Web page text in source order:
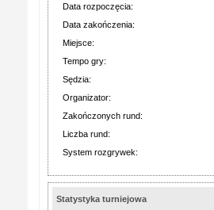
Data rozpoczęcia:
Data zakończenia:
Miejsce:
Tempo gry:
Sędzia:
Organizator:
Zakończonych rund:
Liczba rund:
System rozgrywek:
Statystyka turniejowa